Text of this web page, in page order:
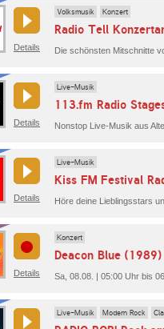
Details
Volksmusik Konzert
Radio Tell
Die schönsten Mitschnitte
Details
Live-Musik
113.fm Radio
Details
Live-Musik
Kiss FM Festival
Höre deine Lieblingsstars
Details
Konzert
Deacon Blue (1989)
Sa, 08.08. | 05:00 Uhr bis
Live-Musik Modern Rock